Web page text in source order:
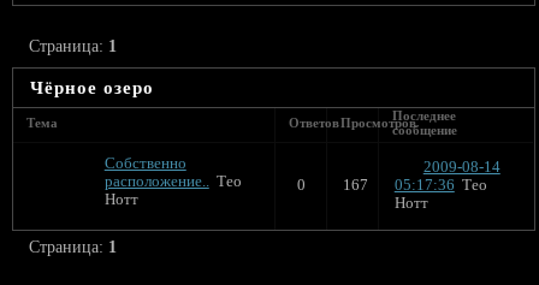
Чёрное озеро
Страница: 1
Тема ОтветовПросмотровПоследнее
сообщение
Собственно
расположение.. Тео
Нотт
0 167
2009-08-14
05:17:36 Тео
Нотт
Страница: 1